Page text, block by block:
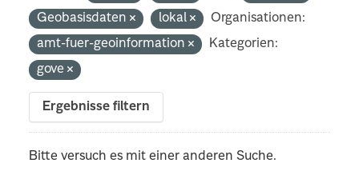
Geobasisdaten
lokal
Organisationen:
amt-fuer-geoinformation
Kategorien:
gove
Ergebnisse filtern
Bitte versuch es mit einer anderen Suche.